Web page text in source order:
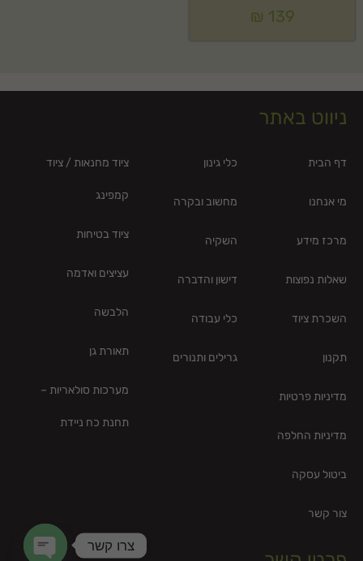
₪ 139
ניווט באתר
דף הבית
מי אנחנו
מרכז מידע
שאלות נפוצות
השכרת ציוד
תקנון
מדיניות פרטיות
מדיניות החלפה
ביטול עסקה
צור קשר
כלי גינון
מחשוב ובקרה
השקיה
דישון והדברה
כלי עבודה
גרילים ותנורים
ציוד מחנאות / ציוד
קמפינג
ציוד בטיחות
עציצים ואדמה
הלבשה
תאורת גן
מערכות סולאריות –
תחנת כח ניידת
צרו קשר